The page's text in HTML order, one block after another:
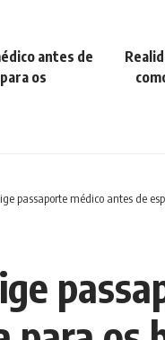
antes de
os
passaporte médico antes de